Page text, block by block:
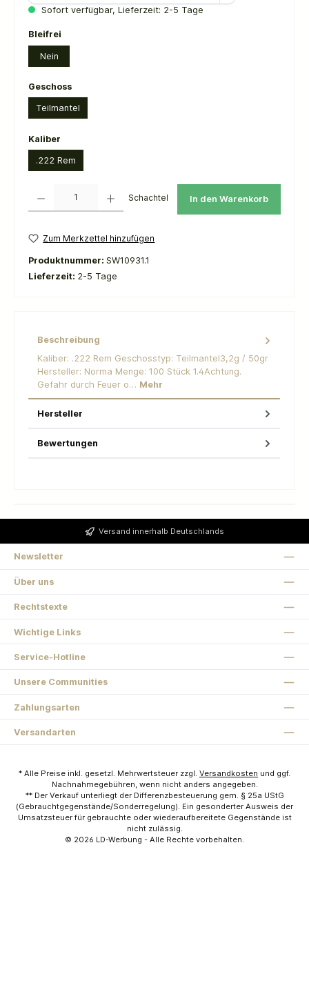
Sofort verfügbar, Lieferzeit: 2-5 Tage
Bleifrei
Nein
Geschossauswählen
Teilmantel
Kaliber
.222 Rem
Schachtel In den Warenkorb
Zum Merkzettel hinzufügen
Produktnummer: SW10931.1
Lieferzeit: 2-5 Tage
Beschreibung
​Kaliber: .222 Rem Geschosstyp: Teilmantel3,2g / 50gr
Hersteller: Norma Menge: 100 Stück 1.4Achtung.
Gefahr durch Feuer o… Mehr
Hersteller
Bewertungen
Versand innerhalb Deutschlands
Newsletter
Über uns
Rechtstexte
Wichtige Links
Service-Hotline
Unsere Communities
Zahlungsarten
Versandarten
* Alle Preise inkl. gesetzl. Mehrwertsteuer zzgl. Versandkosten und ggf.
Nachnahmegebühren, wenn nicht anders angegeben.
** Der Verkauf unterliegt der Differenzbesteuerung gem. § 25a UStG
(Gebrauchtgegenstände/Sonderregelung). Ein gesonderter Ausweis der
Umsatzsteuer für gebrauchte oder wiederaufbereitete Gegenstände ist
nicht zulässig.
© 2026 LD-Werbung - Alle Rechte vorbehalten.